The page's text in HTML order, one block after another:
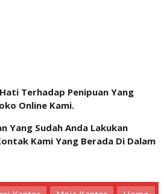
Terhadap Penipuan Yang
Online Kami.
Yang Sudah Anda Lakukan
Kami Yang Berada Di Dalam